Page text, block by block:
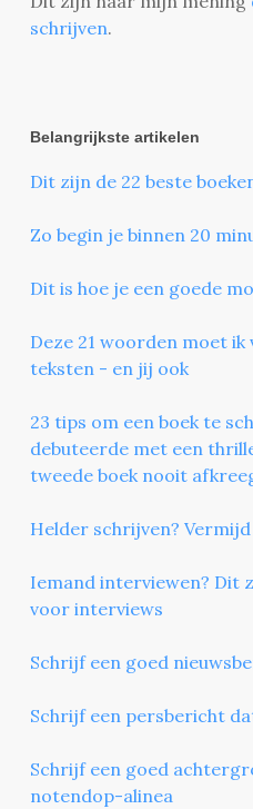
schrijven.
Belangrijkste artikelen
Dit zijn de 22 beste
Zo begin je binnen 20
Dit is hoe je een goede
Deze 21 woorden moet
teksten - en jij ook
23 tips om een boek te
debuteerde met een
tweede boek nooit
Helder schrijven?
Iemand interviewen? Dit
voor interviews
Schrijf een goed
Schrijf een persbericht
Schrijf een goed
notendop-alinea